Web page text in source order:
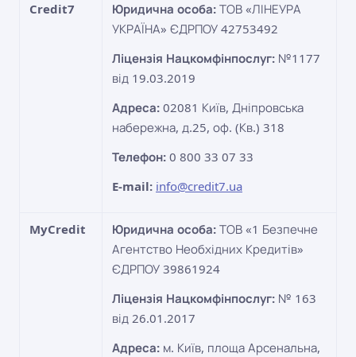
Credit7 Юридична особа: ТОВ «ЛІНЕУРА
УКРАЇНА» ЄДРПОУ 42753492
Ліцензія Нацкомфінпослуг: №1177
від 19.03.2019
Адреса: 02081 Київ, Дніпровська
набережна, д.25, оф. (Кв.) 318
Телефон: 0 800 33 07 33
E-mail: info@credit7.ua
MyCredit Юридична особа: ТОВ «1 Безпечне
Агентство Необхідних Кредитів»
ЄДРПОУ 39861924
Ліцензія Нацкомфінпослуг: № 163
від 26.01.2017
Адреса: м. Київ, площа Арсенальна,